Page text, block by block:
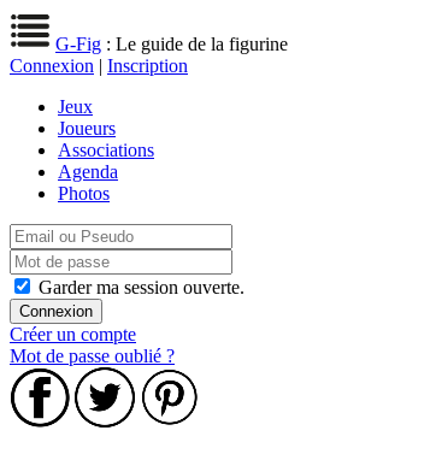
G-Fig : Le guide de la figurine
Connexion | Inscription
Jeux
Joueurs
Associations
Agenda
Photos
Garder ma session ouverte.
Créer un compte
Mot de passe oublié ?